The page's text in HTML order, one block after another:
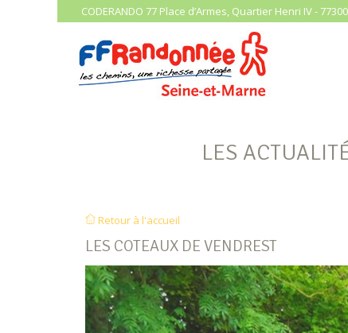
CODERANDO 77 Place d’Armes, Quartier Henri IV -
LES
Retour à l'accueil
LES COTEAUX DE VENDREST